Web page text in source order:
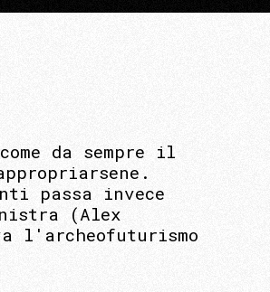
da sempre il
passa invece
(Alex
l'archeofuturismo